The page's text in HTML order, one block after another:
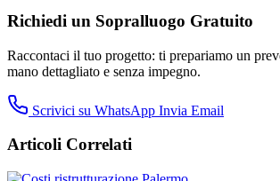
Richiedi un Sopralluogo Gratuito
Raccontaci il tuo progetto: ti prepariamo un
mano dettagliato e senza impegno.
Scrivici su WhatsApp Invia Email
Articoli Correlati